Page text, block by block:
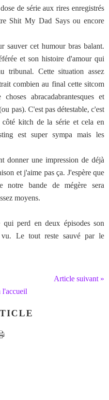
de série aux rires enregistrés
Shit My Dad Says ou encore
sauver cet humour bras balant.
et son histoire d'amour qui
tribunal. Cette situation assez
combien au final cette sitcom
abracadabrantesques et
pas). C'est pas détestable, c'est
kitch de la série et cela en
est super sympa mais les
donner une impression de déjà
et j'aime pas ça. J'espère que
notre bande de mégère sera
moyens.
perd en deux épisodes son
vu. Le tout reste sauvé par le
Article suivant »
l'accueil